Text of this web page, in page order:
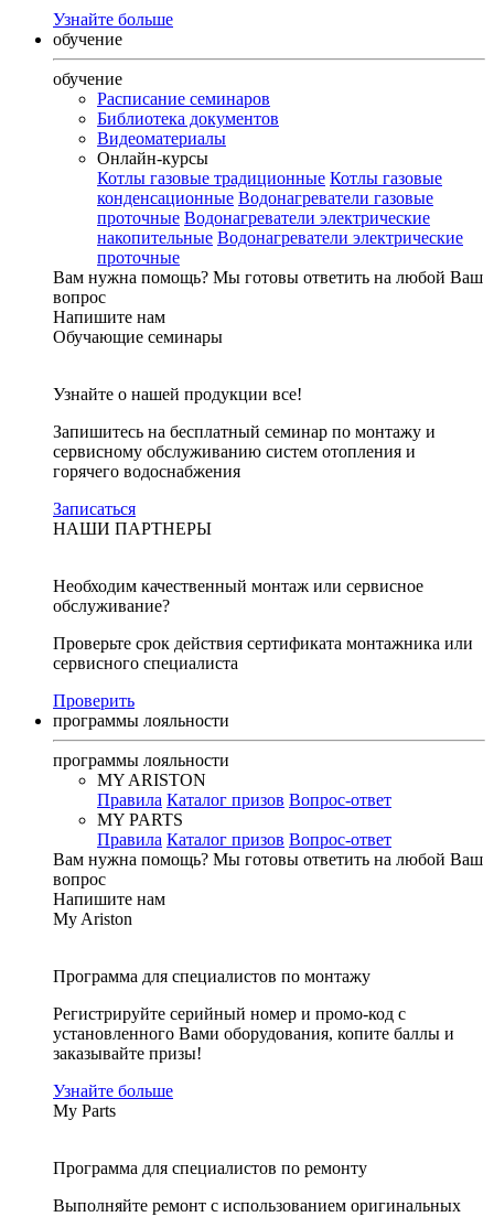
Узнайте больше
обучение
обучение
Расписание семинаров
Библиотека документов
Видеоматериалы
Онлайн-курсы
Котлы газовые традиционные Котлы газовые
конденсационные Водонагреватели газовые
проточные Водонагреватели электрические
накопительные Водонагреватели электрические
проточные
Вам нужна помощь? Мы готовы ответить на любой Ваш
вопрос
Напишите нам
Обучающие семинары
Узнайте о нашей продукции все!
Запишитесь на бесплатный семинар по монтажу и
сервисному обслуживанию систем отопления и
горячего водоснабжения
Записаться
НАШИ ПАРТНЕРЫ
Необходим качественный монтаж или сервисное
обслуживание?
Проверьте срок действия сертификата монтажника или
сервисного специалиста
Проверить
программы лояльности
программы лояльности
MY ARISTON
Правила Каталог призов Вопрос-ответ
MY PARTS
Правила Каталог призов Вопрос-ответ
Вам нужна помощь? Мы готовы ответить на любой Ваш
вопрос
Напишите нам
My Ariston
Программа для специалистов по монтажу
Регистрируйте серийный номер и промо-код с
установленного Вами оборудования, копите баллы и
заказывайте призы!
Узнайте больше
My Parts
Программа для специалистов по ремонту
Выполняйте ремонт с использованием оригинальных